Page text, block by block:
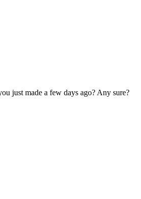
just made a few days ago? Any sure?